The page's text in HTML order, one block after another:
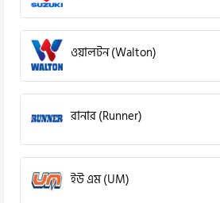
ওয়ালটন (Walton)
রানার (Runner)
ইউ এম (UM)